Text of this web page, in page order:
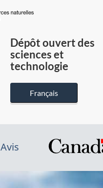
du
Canada
Dépôt ouvert des
sciences et
technologie
Français
Avis